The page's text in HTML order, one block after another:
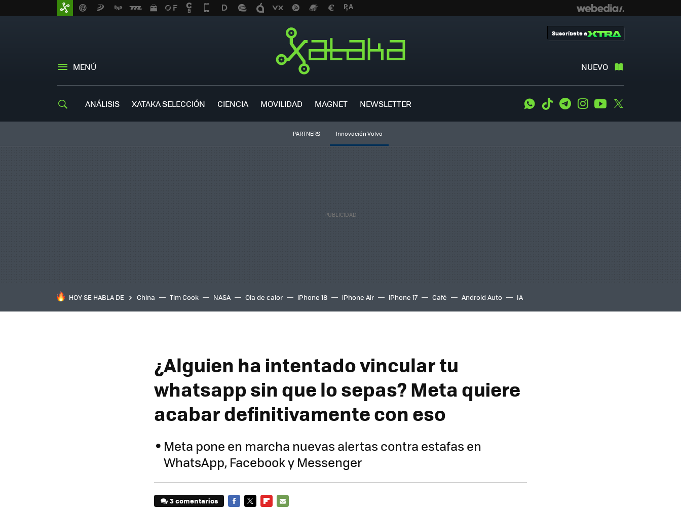
MENÚ NUEVO
Suscríbete a
ANÁLISIS XATAKA SELECCIÓN CIENCIA MOVILIDAD MAGNET NEWSLETTER WhatsApp
Tiktok TelegramInstagramYoutube
PARTNERS Innovación Volvo
HOY SE HABLA DE China Tim Cook NASA Ola de calor iPhone 18 iPhone Air iPhone 17 Café Android Auto IA
¿Alguien ha intentado vincular tu
whatsapp sin que lo sepas? Meta quiere
acabar definitivamente con eso
Meta pone en marcha nuevas alertas contra estafas en
WhatsApp, Facebook y Messenger
3 comentarios